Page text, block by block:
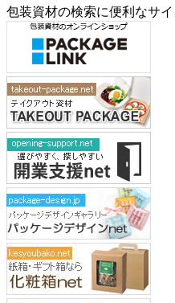
包装資材の検索に便利なサ